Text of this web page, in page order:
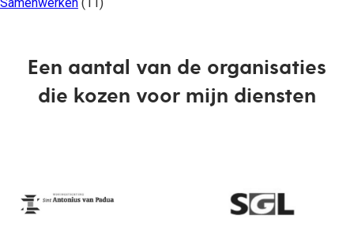
Een aantal van de organisaties
die kozen voor mijn diensten